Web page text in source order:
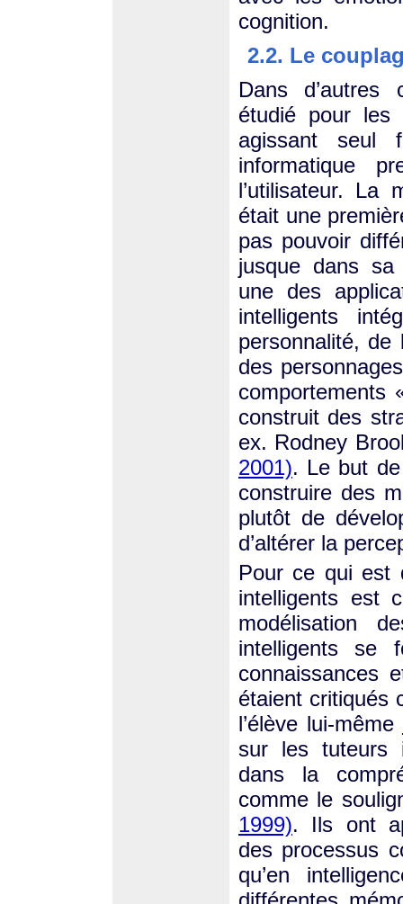
cognition.
2.2. Le
Dans d’autres
étudié pour les
agissant seul
informatique
l’utilisateur. La
était une
pas pouvoir
jusque dans sa
une des
intelligents
personnalité, de
des
comportements
construit des
ex. Rodney
2001). Le but
construire des
plutôt de
d’altérer la
Pour ce qui est
intelligents est
modélisation
intelligents se
connaissances
étaient critiqués
l’élève lui-même
sur les tuteurs
dans la
comme le
1999). Ils ont
des processus
qu’en